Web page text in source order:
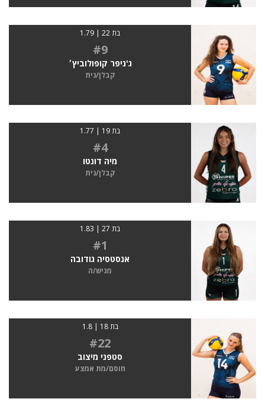
בת 22 | 1.79
#9
ג'ניפר קופולוביץ׳
קבלן/נית
בת 19 | 1.77
#4
מיה דונטו
קבלן/נית
בת 27 | 1.83
#1
אנסטסיה גודובה
מגיש/ה
בת 18 | 1.8
#22
סטפני מיצוב
חוסם/מת אמצע